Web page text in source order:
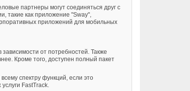
партнеры могут соединяться друг с
такие как приложение "Sway",
приложений для мобильных
от потребностей. Также
Кроме того, доступен полный пакет
спектру функций, если это
FastTrack.